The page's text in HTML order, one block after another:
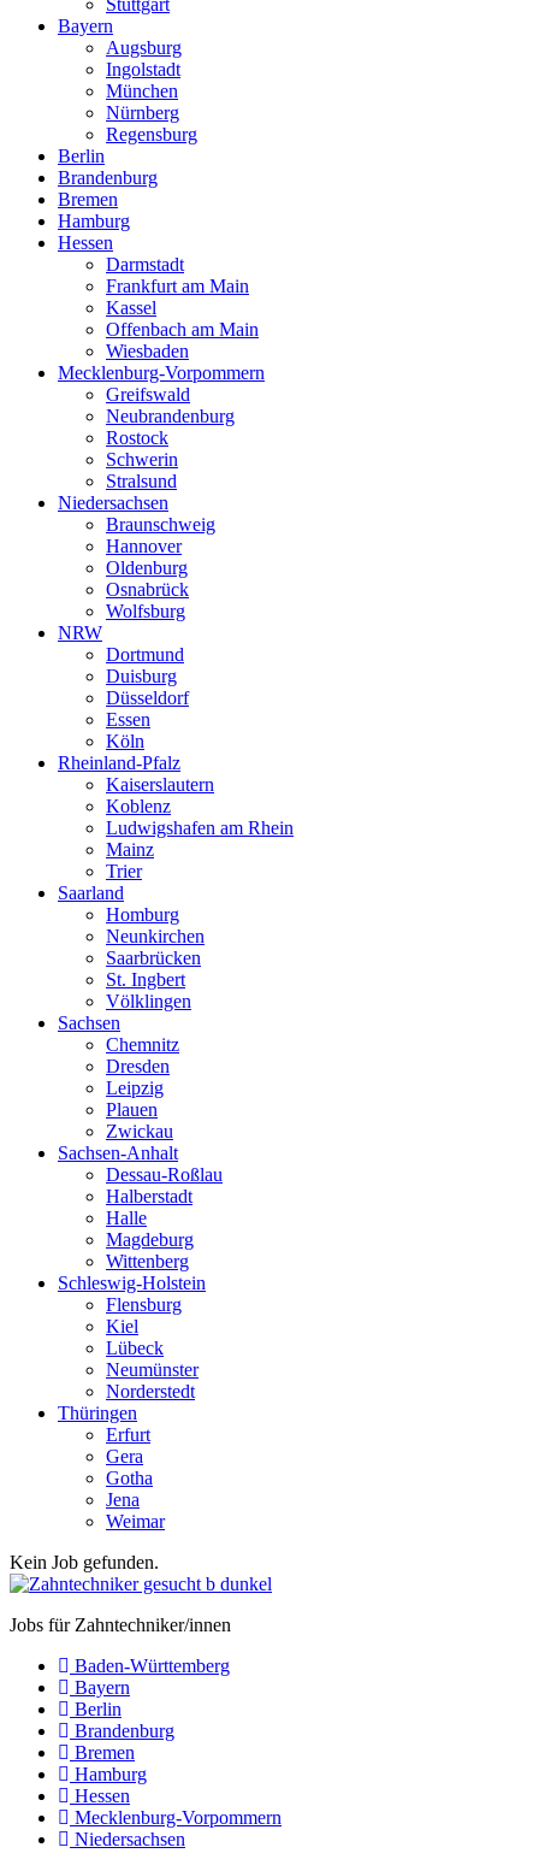
Bayern
Augsburg
Ingolstadt
München
Nürnberg
Regensburg
Berlin
Brandenburg
Bremen
Hamburg
Hessen
Darmstadt
Frankfurt am Main
Kassel
Offenbach am Main
Wiesbaden
Mecklenburg-Vorpommern
Greifswald
Neubrandenburg
Rostock
Schwerin
Stralsund
Niedersachsen
Braunschweig
Hannover
Oldenburg
Osnabrück
Wolfsburg
NRW
Dortmund
Duisburg
Düsseldorf
Essen
Köln
Rheinland-Pfalz
Kaiserslautern
Koblenz
Ludwigshafen am Rhein
Mainz
Trier
Saarland
Homburg
Neunkirchen
Saarbrücken
St. Ingbert
Völklingen
Sachsen
Chemnitz
Dresden
Leipzig
Plauen
Zwickau
Sachsen-Anhalt
Dessau-Roßlau
Halberstadt
Halle
Magdeburg
Wittenberg
Schleswig-Holstein
Flensburg
Kiel
Lübeck
Neumünster
Norderstedt
Thüringen
Erfurt
Gera
Gotha
Jena
Weimar
Kein Job gefunden.
Jobs für Zahntechniker/innen
Baden-Württemberg
Bayern
Berlin
Brandenburg
Bremen
Hamburg
Hessen
Mecklenburg-Vorpommern
Niedersachsen